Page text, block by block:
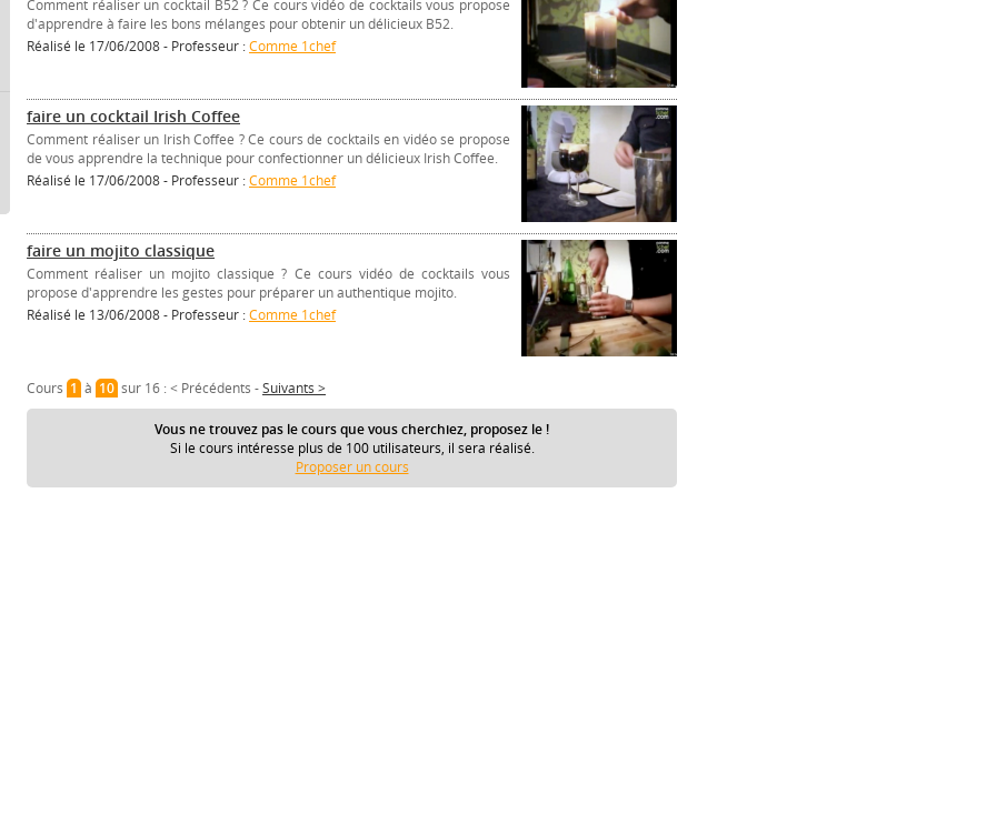
Comment réaliser un cocktail B52 ? Ce cours vidéo de cocktails vous propose
d'apprendre à faire les bons mélanges pour obtenir un délicieux B52.
Réalisé le 17/06/2008 - Professeur :Comme 1chef
faire un cocktail Irish Coffee
Comment réaliser un Irish Coffee ? Ce cours de cocktails en vidéo se propose
de vous apprendre la technique pour confectionner un délicieux Irish Coffee.
Réalisé le 17/06/2008 - Professeur :Comme 1chef
faire un mojito classique
Comment réaliser un mojito classique ? Ce cours vidéo de cocktails vous
propose d'apprendre les gestes pour préparer un authentique mojito.
Réalisé le 13/06/2008 - Professeur :Comme 1chef
Cours 1à 10sur 16 :< Précédents -Suivants >
Vous ne trouvez pas le cours que vous cherchiez, proposez le !
Si le cours intéresse plus de 100 utilisateurs, il sera réalisé.
Proposer un cours